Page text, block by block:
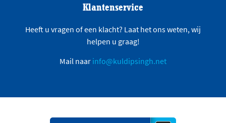
Klantenservice
Heeft u vragen of een klacht? Laat het ons weten, wij
helpen u graag!
Mail naar info@kuldipsingh.net